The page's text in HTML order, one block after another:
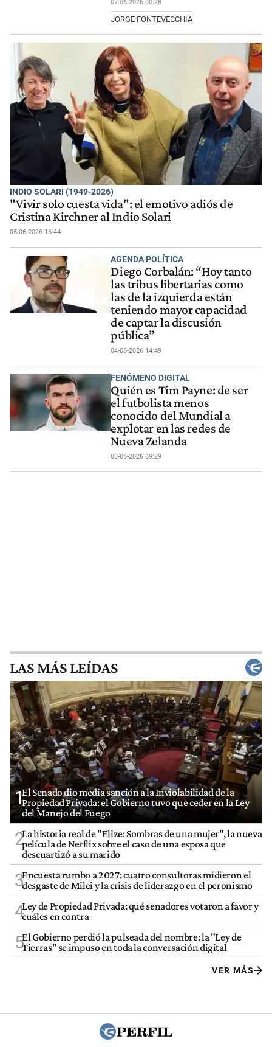
07-06-2026 00:28
JORGE FONTEVECCHIA
INDIO SOLARI (1949-2026)
"Vivir solo cuesta vida": el emotivo adiós de
Cristina Kirchner al Indio Solari
05-06-2026 16:44
AGENDA POLÍTICA
Diego Corbalán: “Hoy tanto
las tribus libertarias como
las de la izquierda están
teniendo mayor capacidad
de captar la discusión
pública”
04-06-2026 14:49
FENÓMENO DIGITAL
Quién es Tim Payne: de ser
el futbolista menos
conocido del Mundial a
explotar en las redes de
Nueva Zelanda
03-06-2026 09:29
LAS MÁS LEÍDAS
1El Senado dio media sanción a la Inviolabilidad de la
Propiedad Privada: el Gobierno tuvo que ceder en la Ley
del Manejo del Fuego
2La historia real de "Elize: Sombras de una mujer", la nueva
película de Netflix sobre el caso de una esposa que
descuartizó a su marido
3Encuesta rumbo a 2027: cuatro consultoras midieron el
desgaste de Milei y la crisis de liderazgo en el peronismo
4Ley de Propiedad Privada: qué senadores votaron a favor y
cuáles en contra
5El Gobierno perdió la pulseada del nombre: la "Ley de
Tierras" se impuso en toda la conversación digital
VER MÁS